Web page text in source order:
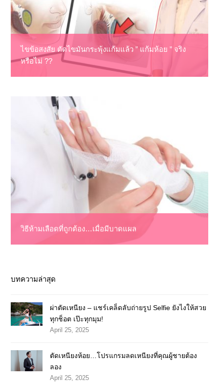
ไขข้อสงสัย ตัดไขมันกระพุ้งแก้มแล้ว ” แก้มห้อย ” จริง
หรือไม่ ??
วิธีห้ามเลือดที่ถูกต้อง…เมื่อมีบาดแผล
บทความล่าสุด
ผ่าตัดเหนียง – แชร์เคล็ดลับถ่ายรูป Selfie ยังไงให้สวย
ทุกช็อต เป๊ะทุกมุม!
April 25, 2025
ตัดเหนียงห้อย…โปรแกรมลดเหนียงที่คุณผู้ชายต้อง
ลอง
April 25, 2025